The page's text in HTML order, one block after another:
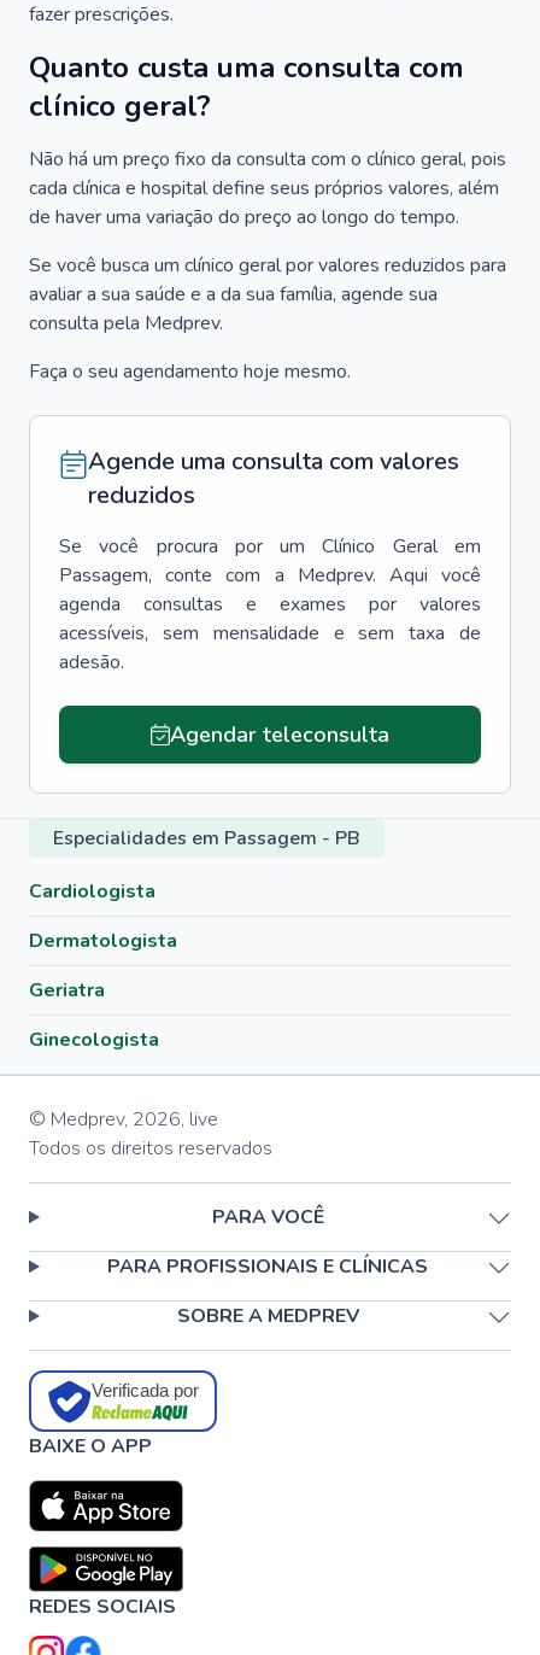
fazer prescrições.
Quanto custa uma consulta com
clínico geral?
Não há um preço fixo da consulta com o clínico geral, pois
cada clínica e hospital define seus próprios valores, além
de haver uma variação do preço ao longo do tempo.
Se você busca um clínico geral por valores reduzidos para
avaliar a sua saúde e a da sua família, agende sua
consulta pela Medprev.
Faça o seu agendamento hoje mesmo.
Agende uma consulta com valores
reduzidos
Se você procura por um Clínico Geral
em
Passagem, conte com a Medprev. Aqui você
agenda consultas e exames por valores
acessíveis, sem mensalidade e sem taxa de
adesão.
Agendar teleconsulta
Especialidades em Passagem - PB
Cardiologista
Dermatologista
Geriatra
Ginecologista
© Medprev, 2026, live
Todos os direitos reservados
PARA VOCÊ
PARA PROFISSIONAIS E CLÍNICAS
SOBRE A MEDPREV
Verificada por
BAIXE O APP
REDES SOCIAIS